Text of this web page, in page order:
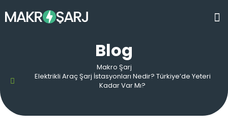
Blog
Makro Şarj
Elektrikli Araç Şarj İstasyonları Nedir? Türkiye’de Yeteri
Kadar Var Mı?